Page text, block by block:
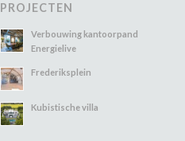
PROJECTEN
Verbouwing kantoorpand
Energielive
Frederiksplein
Kubistische villa